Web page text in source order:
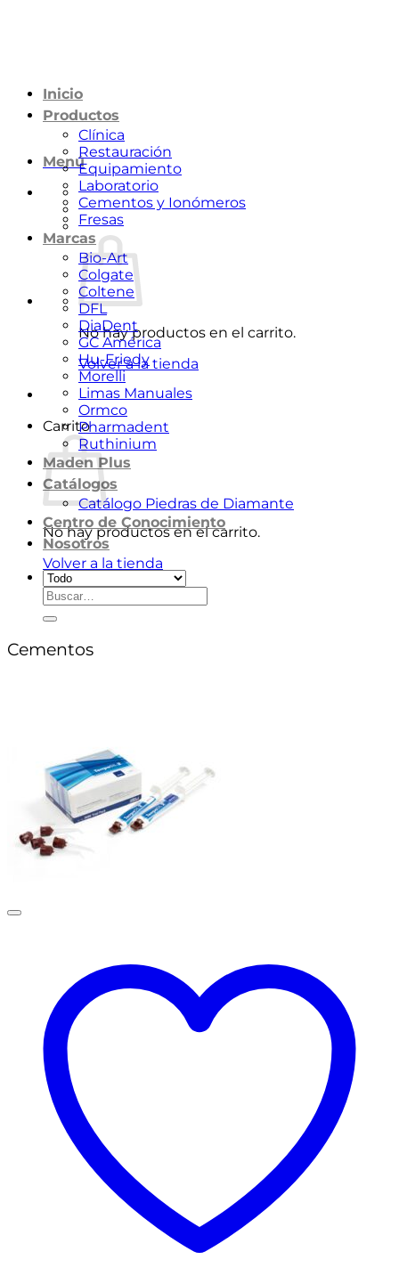
Menú
No hay productos en el carrito.
Volver a la tienda
Carrito
No hay productos en el carrito.
Volver a la tienda
Inicio
Productos
Clínica
Restauración
Equipamiento
Laboratorio
Cementos y Ionómeros
Fresas
Marcas
Bio-Art
Colgate
Coltene
DFL
DiaDent
GC América
Hu-Friedy
Morelli
Limas Manuales
Ormco
Pharmadent
Ruthinium
Maden Plus
Catálogos
Catálogo Piedras de Diamante
Centro de Conocimiento
Nosotros
Buscar
por:
Cementos